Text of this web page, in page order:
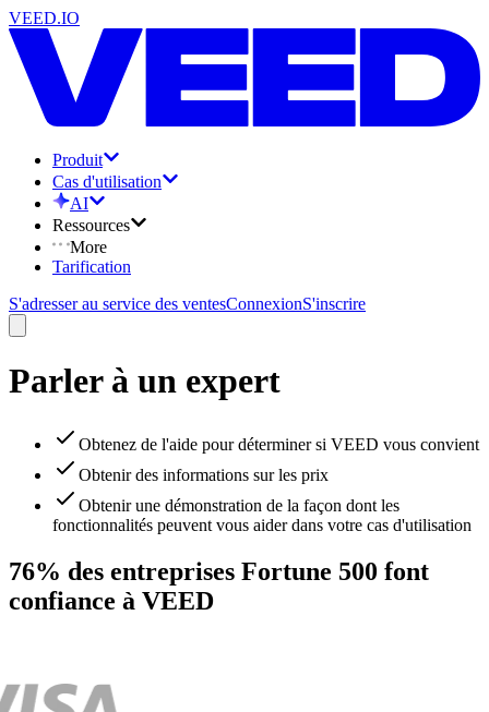
VEED.IO
Produit
Cas d'utilisation
AI
Ressources
More
Tarification
S'adresser au service des ventesConnexionS'inscrire
Parler à un expert
Obtenez de l'aide pour déterminer si VEED vous convient
Obtenir des informations sur les prix
Obtenir une démonstration de la façon dont les
fonctionnalités peuvent vous aider dans votre cas d'utilisation
76% des entreprises Fortune 500 font
confiance à VEED